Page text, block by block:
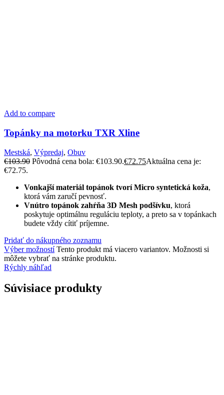
Add to compare
Topánky na motorku TXR Xline
Mestská, Výpredaj, Obuv
€103.90 Pôvodná cena bola: €103.90.€72.75Aktuálna cena je:
€72.75.
Vonkajší materiál topánok tvorí Micro syntetická koža,
ktorá vám zaručí pevnosť.
Vnútro topánok zahŕňa 3D Mesh podšívku, ktorá
poskytuje optimálnu reguláciu teploty, a preto sa v topánkach
budete vždy cítiť príjemne.
Pridať do nákupného zoznamu
Výber možností Tento produkt má viacero variantov. Možnosti si
môžete vybrať na stránke produktu.
Rýchly náhľad
Súvisiace produkty